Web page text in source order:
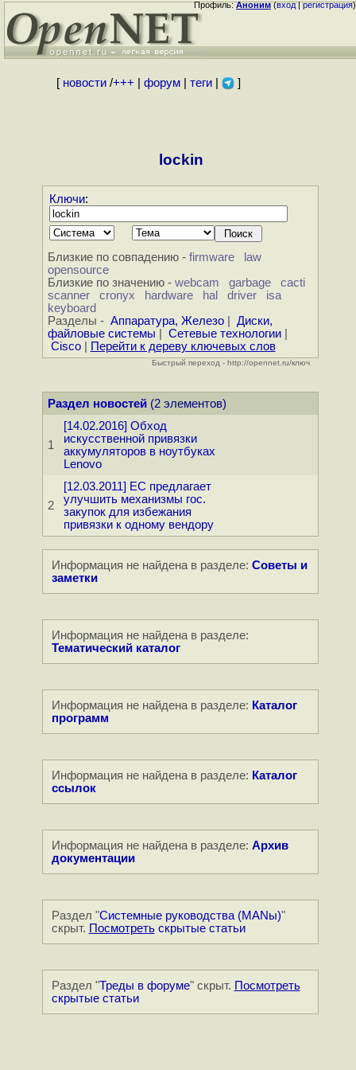
Профиль:Аноним(вход|регистрация)
[ новости/+++ форум| теги| ]
lockin
Ключи:
Близкие по совпадению - firmware
law
opensource
Близкие по значению - webcam garbage
cacti
scanner
cronyx hardware hal driver
isa
keyboard
Разделы - Аппаратура, Железо| Диски,
файловые системы
Сетевые технологии|
Cisco| Перейти к дереву ключевых слов
Быстрый переход - http://opennet.ru/ключ
Раздел новостей(2 элементов)
1
[14.02.2016] Обход
искусственной привязки
аккумуляторов в ноутбуках
Lenovo
2
[12.03.2011] ЕС предлагает
улучшить механизмы гос.
закупок для избежания
привязки к одному вендору
Информация не найдена в разделе: Советы и
заметки
Информация не найдена в разделе:
Тематический каталог
Информация не найдена в разделе: Каталог
программ
Информация не найдена в разделе: Каталог
ссылок
Информация не найдена в разделе: Архив
документации
Раздел "Системные руководства (MANы)"
скрыт. Посмотретьскрытые статьи
Раздел "Треды в форуме" скрыт. Посмотреть
скрытые статьи